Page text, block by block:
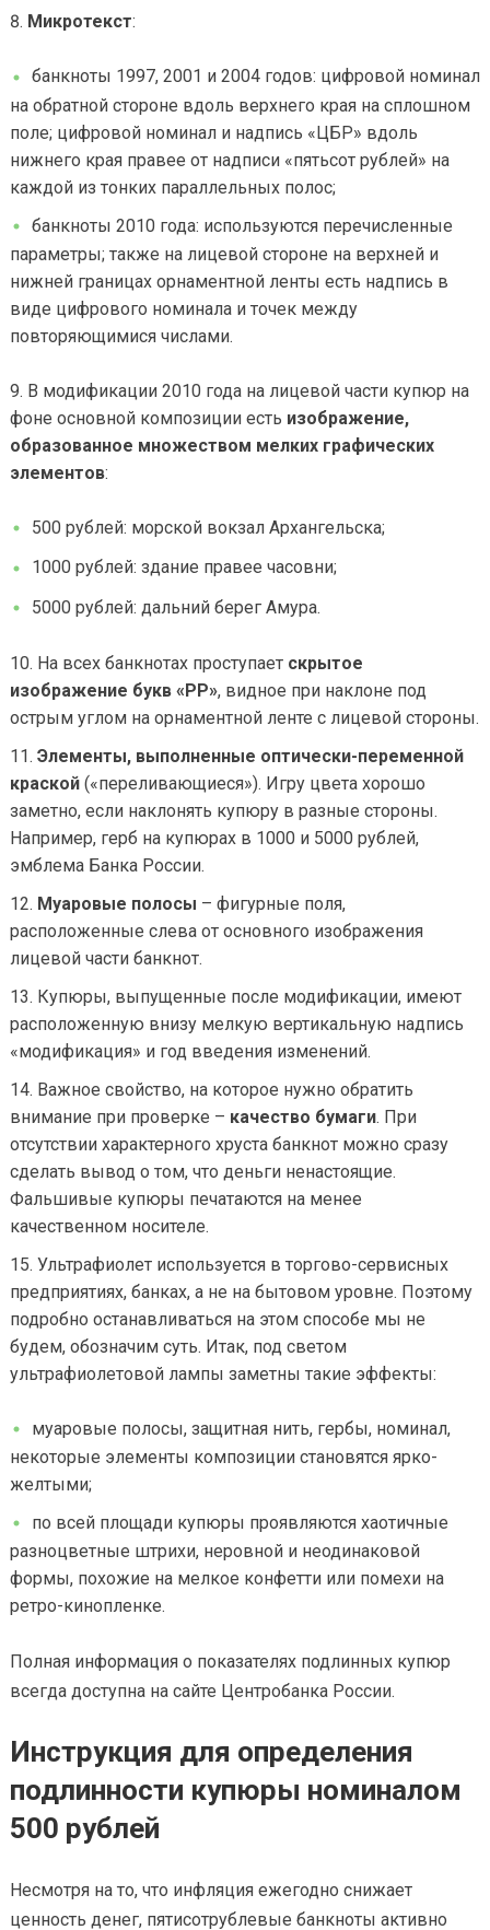
Микротекст:
банкноты 1997, 2001 и 2004 годов: цифровой номинал
на обратной стороне вдоль верхнего края на сплошном
поле; цифровой номинал и надпись «ЦБР» вдоль
нижнего края правее от надписи «пятьсот рублей» на
каждой из тонких параллельных полос;
банкноты 2010 года: используются перечисленные
параметры; также на лицевой стороне на верхней и
нижней границах орнаментной ленты есть надпись в
виде цифрового номинала и точек между
повторяющимися числами.
В модификации 2010 года на лицевой части купюр на
фоне основной композиции есть изображение,
образованное множеством мелких графических
элементов:
500 рублей: морской вокзал Архангельска;
1000 рублей: здание правее часовни;
5000 рублей: дальний берег Амура.
На всех банкнотах проступает скрытое
изображение букв «РР», видное при наклоне под
острым углом на орнаментной ленте с лицевой стороны.
Элементы, выполненные оптически-переменной
краской(«переливающиеся»). Игру цвета хорошо
заметно, если наклонять купюру в разные стороны.
Например, герб на купюрах в 1000 и 5000 рублей,
эмблема Банка России.
Муаровые полосы – фигурные поля,
расположенные слева от основного изображения
лицевой части банкнот.
Купюры, выпущенные после модификации, имеют
расположенную внизу мелкую вертикальную надпись
«модификация» и год введения изменений.
Важное свойство, на которое нужно обратить
внимание при проверке – качество бумаги. При
отсутствии характерного хруста банкнот можно сразу
сделать вывод о том, что деньги ненастоящие.
Фальшивые купюры печатаются на менее
качественном носителе.
Ультрафиолет используется в торгово-сервисных
предприятиях, банках, а не на бытовом уровне. Поэтому
подробно останавливаться на этом способе мы не
будем, обозначим суть. Итак, под светом
ультрафиолетовой лампы заметны такие эффекты:
муаровые полосы, защитная нить, гербы, номинал,
некоторые элементы композиции становятся ярко-
желтыми;
по всей площади купюры проявляются хаотичные
разноцветные штрихи, неровной и неодинаковой
формы, похожие на мелкое конфетти или помехи на
ретро-кинопленке.
Полная информация о показателях подлинных купюр
всегда доступна на сайте Центробанка России.
Инструкция для определения
подлинности купюры номиналом
500 рублей
Несмотря на то, что инфляция ежегодно снижает
ценность денег, пятисотрублевые банкноты активно